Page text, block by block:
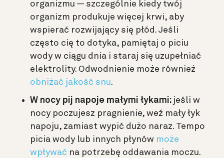
organizmu — szczególnie kiedy twój
organizm produkuje więcej krwi, aby
wspierać rozwijający się płód. Jeśli
często cię to dotyka, pamiętaj o piciu
wody w ciągu dnia i staraj się uzupełniać
elektrolity. Odwodnienie może również
obniżać jakość snu.
W nocy pij napoje małymi łykami: jeśli w
nocy poczujesz pragnienie, weź mały łyk
napoju, zamiast wypić dużo naraz. Tempo
picia wody lub innych płynów może
wpływać na potrzebę oddawania moczu.